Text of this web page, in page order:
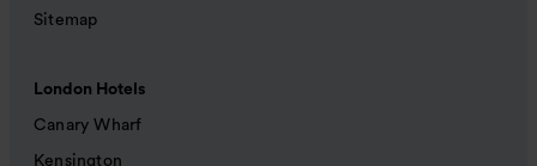
Sitemap
London Hotels
Canary Wharf
Kensington